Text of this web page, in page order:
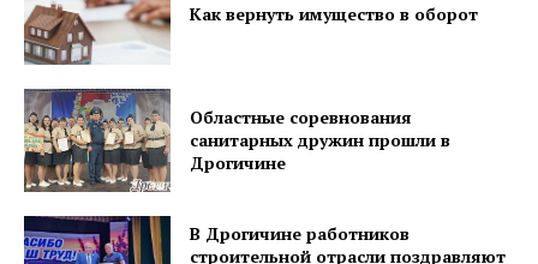
Как вернуть имущество в оборот
Областные соревнования
санитарных дружин прошли в
Дрогичине
В Дрогичине работников
строительной отрасли поздравляют